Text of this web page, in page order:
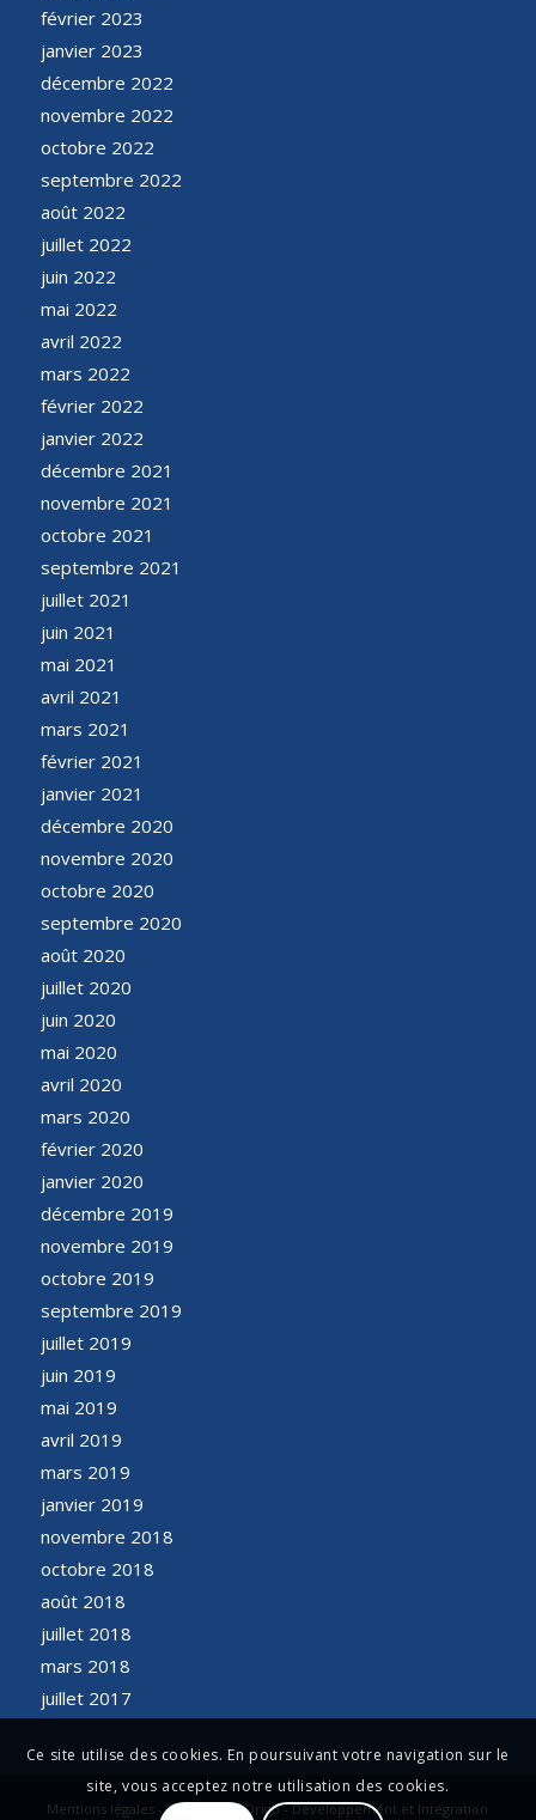
février 2023
janvier 2023
décembre 2022
novembre 2022
octobre 2022
septembre 2022
août 2022
juillet 2022
juin 2022
mai 2022
avril 2022
mars 2022
février 2022
janvier 2022
décembre 2021
novembre 2021
octobre 2021
septembre 2021
juillet 2021
juin 2021
mai 2021
avril 2021
mars 2021
février 2021
janvier 2021
décembre 2020
novembre 2020
octobre 2020
septembre 2020
août 2020
juillet 2020
juin 2020
mai 2020
avril 2020
mars 2020
février 2020
janvier 2020
décembre 2019
novembre 2019
octobre 2019
septembre 2019
juillet 2019
juin 2019
mai 2019
avril 2019
mars 2019
janvier 2019
novembre 2018
octobre 2018
août 2018
juillet 2018
mars 2018
juillet 2017
Mentions légales - Conception Origo - Développement et Intégration
Ce site utilise des cookies. En poursuivant votre navigation sur le
site, vous acceptez notre utilisation des cookies.